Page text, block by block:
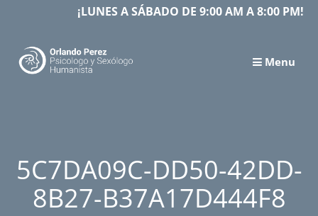
content
¡LUNES A SÁBADO DE 9:00 AM A 8:00 PM!
Menu
5C7DA09C-DD50-42DD-
8B27-B37A17D444F8